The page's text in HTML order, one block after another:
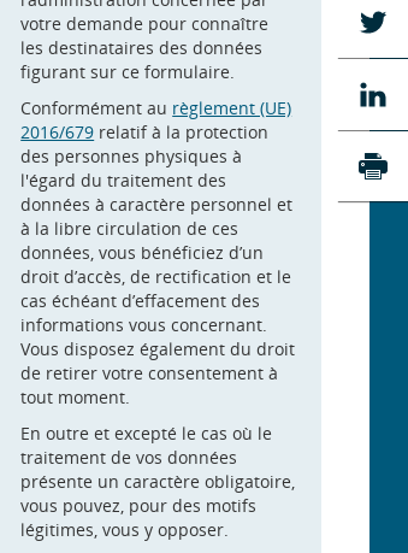
votre demande pour connaître
les destinataires des données
figurant sur ce formulaire.
Conformément au règlement (UE)
2016/679 relatif à la protection
des personnes physiques à
l'égard du traitement des
données à caractère personnel et
à la libre circulation de ces
données, vous bénéficiez d’un
droit d’accès, de rectification et le
cas échéant d’effacement des
informations vous concernant.
Vous disposez également du droit
de retirer votre consentement à
tout moment.
En outre et excepté le cas où le
traitement de vos données
présente un caractère obligatoire,
vous pouvez, pour des motifs
légitimes, vous y opposer.